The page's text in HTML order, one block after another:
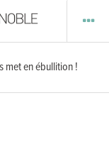
met en ébullition !